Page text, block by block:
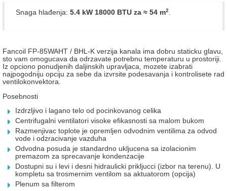
Snaga hlađenja: 5.4 kW 18000 BTU za ≈ 54 m2.
Fancoil FP-85WAHT / BHL-K verzija kanala ima dobru staticku glavu,
sto vam omogucava da odrzavate potrebnu temperaturu u prostoriji.
Iz opciono ponudjenih daljinskih upravljaca, mozete izabrati
najpogodniju opciju za sebe da izvrsite podesavanja i kontrolisete rad
ventilokonvektora.
Posebnosti
Izdrzljivo i lagano telo od pocinkovanog celika
Centrifugalni ventilatori visoke efikasnosti sa malom bukom
Razmenjivac toplote je opremljen odvodnim ventilima za odvod
vode i odzracivanje vazduha
Odvodna posuda je standardno ukljucena sa izolacionim
premazom za sprecavanje kondenzacije
Dostupni su i levi i desni hidraulicki prikljucci (izbor na terenu). U
kompletu sa trosmernim ventilom sa aktuatorom (opcija)
Plenum sa filterom